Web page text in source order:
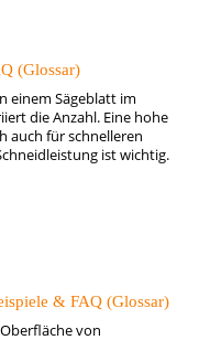
(Glossar)
einem Sägeblatt im
die Anzahl. Eine hohe
auch für schnelleren
ist wichtig.
& FAQ (Glossar)
von